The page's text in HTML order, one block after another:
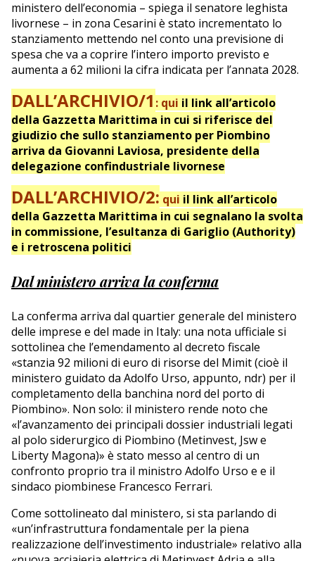
ministero dell’economia – spiega il senatore leghista
livornese – in zona Cesarini è stato incrementato lo
stanziamento mettendo nel conto una previsione di
spesa che va a coprire l’intero importo previsto e
aumenta a 62 milioni la cifra indicata per l’annata 2028.
DALL’ARCHIVIO/1 : qui il link all’articolo
della Gazzetta Marittima in cui si riferisce del
giudizio che sullo stanziamento per Piombino
arriva da Giovanni Laviosa, presidente della
delegazione confindustriale livornese
DALL’ARCHIVIO/2: qui il link all’articolo
della Gazzetta Marittima in cui segnalano la svolta
in commissione, l’esultanza di Gariglio (Authority)
e i retroscena politici
Dal ministero arriva la conferma
La conferma arriva dal quartier generale del ministero
delle imprese e del made in Italy: una nota ufficiale si
sottolinea che l’emendamento al decreto fiscale
«stanzia 92 milioni di euro di risorse del Mimit (cioè il
ministero guidato da Adolfo Urso, appunto, ndr) per il
completamento della banchina nord del porto di
Piombino». Non solo: il ministero rende noto che
«l’avanzamento dei principali dossier industriali legati
al polo siderurgico di Piombino (Metinvest, Jsw e
Liberty Magona)» è stato messo al centro di un
confronto proprio tra il ministro Adolfo Urso e e il
sindaco piombinese Francesco Ferrari.
Come sottolineato dal ministero, si sta parlando di
«un’infrastruttura fondamentale per la piena
realizzazione dell’investimento industriale» relativo alla